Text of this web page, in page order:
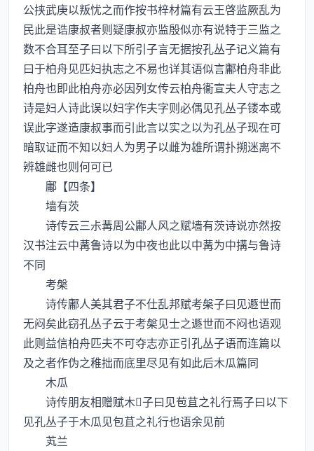
公挟武庚以叛忧之而作按书梓材篇有云王啓监厥乱为
民此是诰康叔者则疑康叔亦监殷似亦有说特于三监之
数不合耳至子曰以下所引子言无据按孔丛子记义篇有
曰于柏舟见匹妇执志之不易也详其语似言鄘柏舟非此
柏舟也即此柏舟亦必因列女传云柏舟衞宣夫人守志之
诗是妇人诗此误以妇字作夫字则必偶见孔丛子镂本或
误此字遂造康叔事而引此言以实之以为孔丛子现在可
暗取证而不知以妇人为男子以雌为雄所谓扑搠迷离不
辨雄雌也则何可已
鄘【四条】
墙有茨
诗传云三尗冓周公鄘人风之赋墙有茨诗说亦然按
汉书注云中冓鲁诗以为中夜也此以中冓为中搆与鲁诗
不同
考槃
诗传鄘人美其君子不仕乱邦赋考槃子曰见遯世而
无闷矣此窃孔丛子云于考槃见士之遯世而不闷也语观
此则益信柏舟匹夫不可夺志亦正引孔丛子语而连篇以
及之者作伪之稚拙而底里尽见有如此后木瓜篇同
木瓜
诗传朋友相赠赋木子曰见苞苴之礼行焉子曰以下
见孔丛子于木瓜见包苴之礼行也语余见前
芄兰